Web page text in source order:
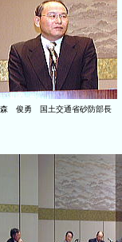
森 俊勇 国土交通省砂防部長